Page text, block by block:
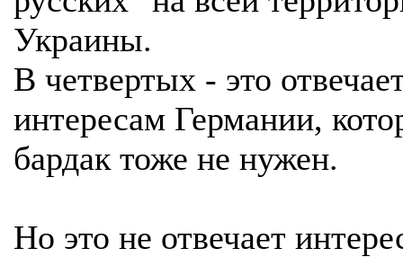
Украины.
В четвертых - это
интересам Германии,
бардак тоже не нужен.
Но это не отвечает